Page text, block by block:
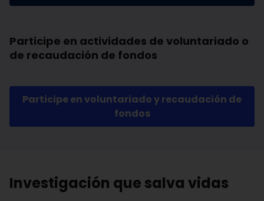
Participe en actividades de voluntariado o
de recaudación de fondos
Participe en voluntariado y recaudación de
fondos
Investigación que salva vidas